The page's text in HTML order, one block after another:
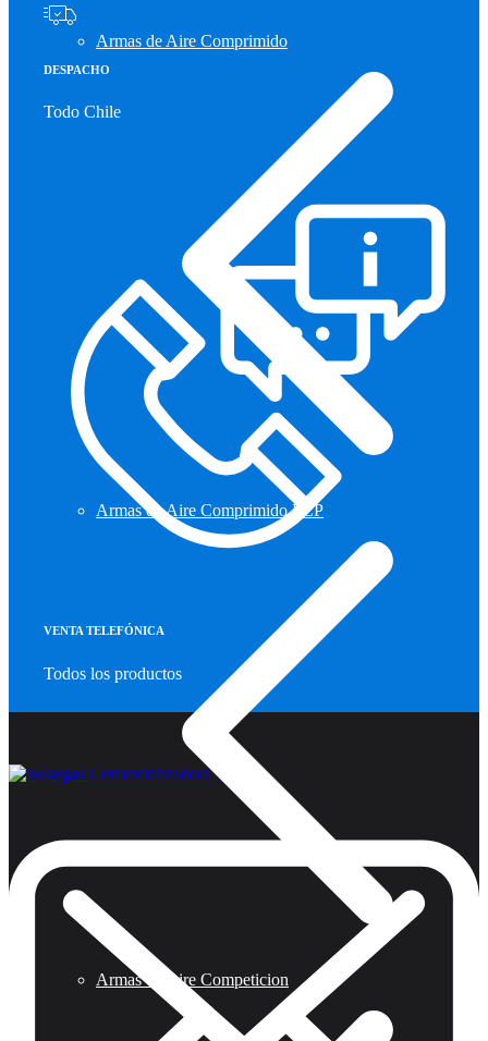
Armas de Aire Comprimido
Armas de Aire Comprimido PCP
Armas de Aire Competicion
DESPACHO
Todo Chile
VENTA TELEFÓNICA
Todos los productos